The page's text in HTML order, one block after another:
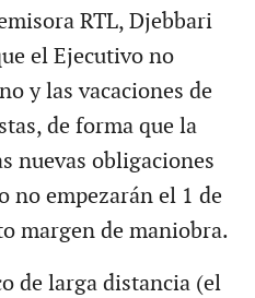
RTL, Djebbari
el Ejecutivo no
y las vacaciones de
de forma que la
nuevas obligaciones
no empezarán el 1 de
margen de maniobra.
de larga distancia (el